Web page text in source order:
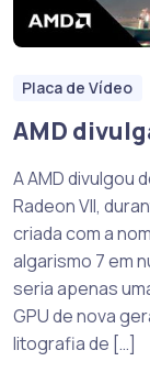
Placa de Vídeo
AMD
A AMD divulgou
Radeon VII,
criada com a
algarismo 7 em
seria apenas
GPU de nova
litografia de […]